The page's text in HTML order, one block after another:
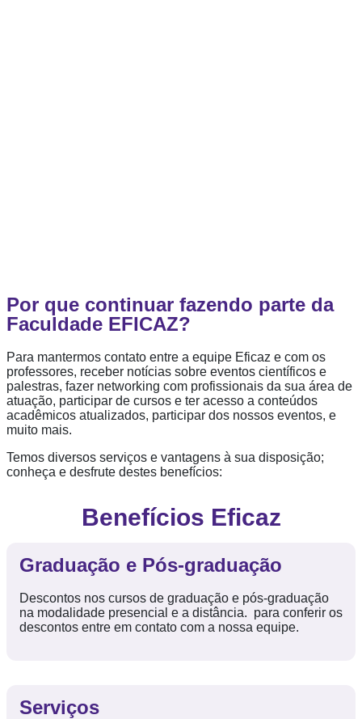
Por que continuar fazendo parte da
Faculdade EFICAZ?
Para mantermos contato entre a equipe Eficaz e com os
professores, receber notícias sobre eventos científicos e
palestras, fazer networking com profissionais da sua área de
atuação, participar de cursos e ter acesso a conteúdos
acadêmicos atualizados, participar dos nossos eventos, e
muito mais.
Temos diversos serviços e vantagens à sua disposição;
conheça e desfrute destes benefícios:
Benefícios Eficaz
Graduação e Pós-graduação
Descontos nos cursos de graduação e pós-graduação
na modalidade presencial e a distância. para conferir os
descontos entre em contato com a nossa equipe.
Serviços